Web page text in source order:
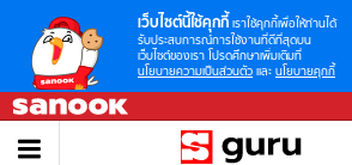
เว็บไซต์นี้ใช้คุกกี้ เราใช้คุกกี้เพื่อให้ท่านได้
รับประสบการณ์การใช้งานที่ดีที่สุดบน
เว็บไซต์ของเรา โปรดศึกษาเพิ่มเติมที่
นโยบายความเป็นส่วนตัว และ นโยบายคุกกี้